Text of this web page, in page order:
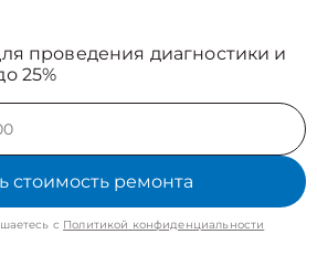
проведения диагностики и
25%
стоимость ремонта
с Политикой конфиденциальности